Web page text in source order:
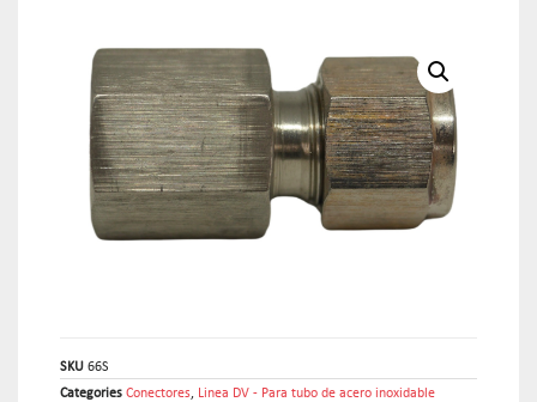
SKU 66S
Categories Conectores Linea DV - Para tubo de acero inoxidable